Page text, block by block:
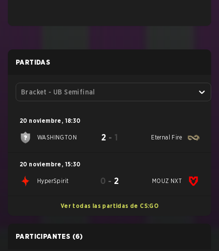
PARTIDAS
Bracket - UB Semifinal
20 noviembre , 18:30
WASHINGTON 2 - 1 Eternal Fire
20 noviembre , 15:30
HyperSpirit 0 - 2 MOUZ NXT
Ver todas las partidas de CS:GO
PARTICIPANTES (6)